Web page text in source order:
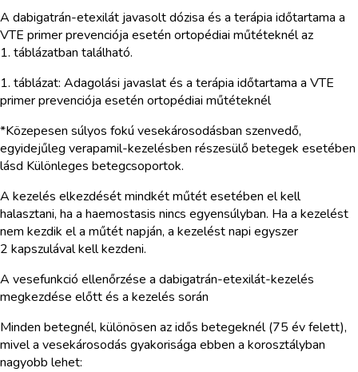
A dabigatrán-etexilát javasolt dózisa és a terápia időtartama a
VTE primer prevenciója esetén ortopédiai műtéteknél az
1. táblázatban található.
1. táblázat: Adagolási javaslat és a terápia időtartama a VTE
primer prevenciója esetén ortopédiai műtéteknél
*Közepesen súlyos fokú vesekárosodásban szenvedő,
egyidejűleg verapamil-kezelésben részesülő betegek esetében
lásd Különleges betegcsoportok.
A kezelés elkezdését mindkét műtét esetében el kell
halasztani, ha a haemostasis nincs egyensúlyban. Ha a kezelést
nem kezdik el a műtét napján, a kezelést napi egyszer
2 kapszulával kell kezdeni.
A vesefunkció ellenőrzése a dabigatrán-etexilát-kezelés
megkezdése előtt és a kezelés során
Minden betegnél, különösen az idős betegeknél (75 év felett),
mivel a vesekárosodás gyakorisága ebben a korosztályban
nagyobb lehet: